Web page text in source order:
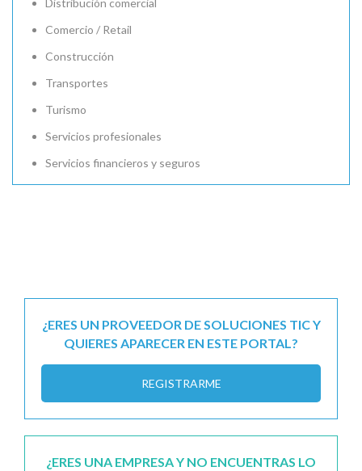
Comercio / Retail
Construcción
Transportes
Turismo
Servicios profesionales
Servicios financieros y seguros
¿ERES UN PROVEEDOR DE SOLUCIONES TIC Y
QUIERES APARECER EN ESTE PORTAL?
REGISTRARME
¿ERES UNA EMPRESA Y NO ENCUENTRAS LO